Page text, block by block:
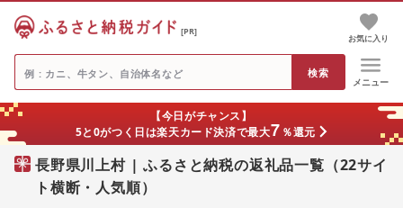
[PR]
お気に入り
メニュー
【今日がチャンス】
5と0がつく日は楽天カード決済で最大7 ％還元
長野県川上村 | ふるさと納税の返礼品一覧（22サイ
ト横断・人気順）